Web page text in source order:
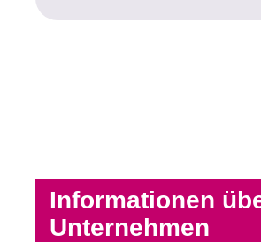
Informationen
Unternehmen